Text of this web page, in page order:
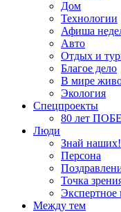
Дом
Технологии
Афиша
Авто
Отдых и
Благое дело
В мире
Экология
Спецпроекты
80 лет
Люди
Знай наших!
Персона
Точка
Экспертное
Между тем